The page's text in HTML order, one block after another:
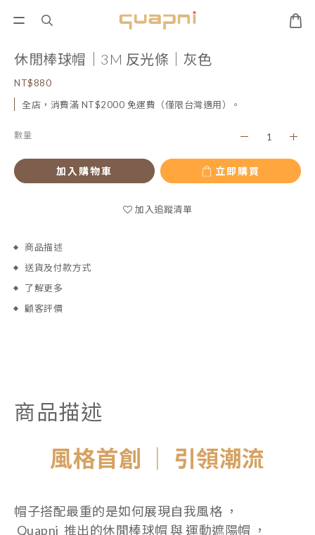
休閒棒球帽｜3M 反光條｜灰色
NT$880
全店，消費滿 NT$2000 免運費（僅限台灣適用）。
數量
加入購物車 立即購買
加入追蹤清單
商品描述
送貨及付款方式
了解更多
顧客評價
商品描述
風格首創 ｜ 引領潮流
帽子搭配最重的是如何展現自我風格 ，
Quapni 推出的休閒棒球帽 與 運動遮陽帽 ，